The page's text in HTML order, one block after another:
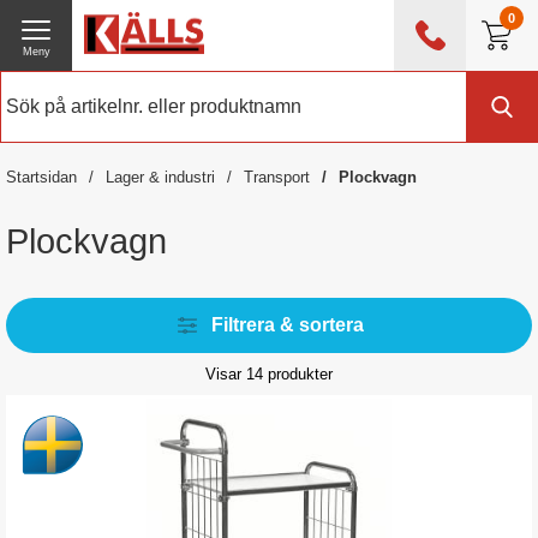
0
0476 - 214 80
Meny
Startsidan Lager & industri Transport Plockvagn
Plockvagn
Filtrera & sortera
Visar 14 produkter